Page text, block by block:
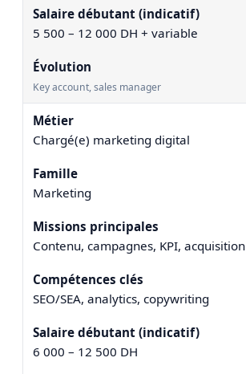
5 500 – 12 000 DH + variable
Key account, sales manager
Chargé(e) marketing digital
Marketing
Contenu, campagnes, KPI, acquisition
SEO/SEA, analytics, copywriting
6 000 – 12 500 DH